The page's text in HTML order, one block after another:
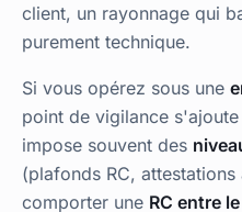
client, un rayonnage qui
purement technique.
Si vous opérez sous une
point de vigilance
impose souvent des
(plafonds RC,
comporter une RC entre